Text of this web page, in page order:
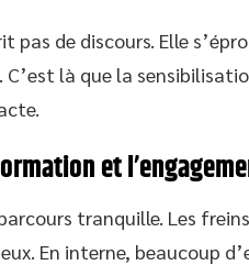
pas de discours. Elle
là que la
et
tranquille. Les
En interne, beaucoup